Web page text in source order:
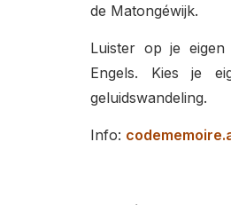
de Matongéwijk.
Luister op je
Engels. Kies je
geluidswandeling.
Info: